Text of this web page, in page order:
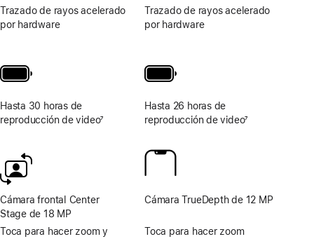
Trazado de rayos acelerado
por hardware
Hasta 30 horas de
reproducción de video
pie
7
Cámara frontal Center
Stage de 18 MP
Toca para hacer zoom y
herramientas
de
videos
Trazado de rayos acelerado
por hardware
Hasta 26 horas de
reproducción de video
al
7
Cámara TrueDepth de 12 MP
Toca para hacer zoom